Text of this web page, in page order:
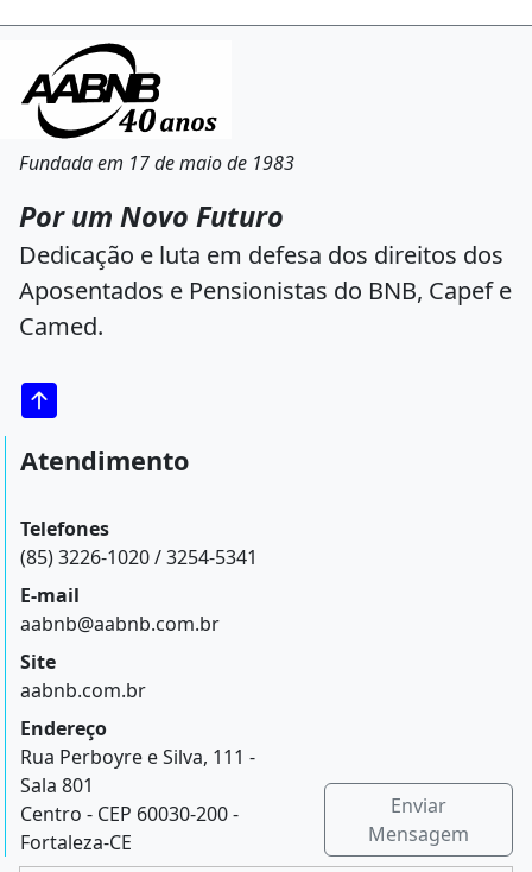
Fundada em 17 de maio de 1983
Por um Novo Futuro
Dedicação e luta em defesa dos direitos dos
Aposentados e Pensionistas do BNB, Capef e
Camed.
Atendimento
Telefones
(85) 3226-1020 / 3254-5341
E-mail
aabnb@aabnb.com.br
Site
aabnb.com.br
Endereço
Rua Perboyre e Silva, 111 -
Sala 801
Centro - CEP 60030-200 -
Fortaleza-CE
Enviar
Mensagem